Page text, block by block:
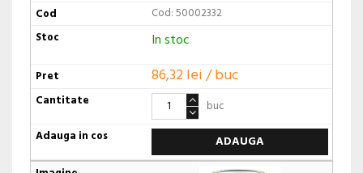
Cod: 50002332
In stoc
86,32 lei / buc
buc
ADAUGA